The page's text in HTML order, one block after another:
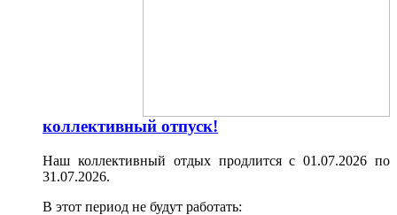
коллективный отпуск!
Наш коллективный отдых продлится с 01.07.2026 по
31.07.2026.
В этот период не будут работать: